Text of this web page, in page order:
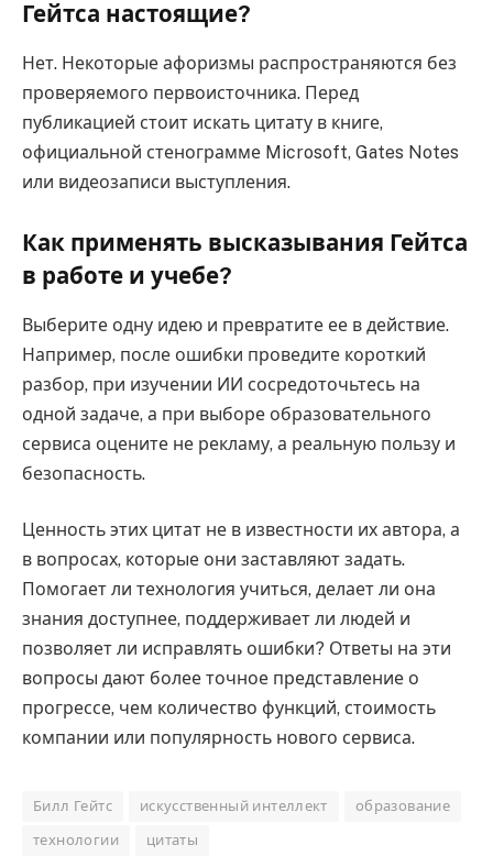
Гейтса настоящие?
Нет. Некоторые афоризмы распространяются без
проверяемого первоисточника. Перед
публикацией стоит искать цитату в книге,
официальной стенограмме Microsoft, Gates Notes
или видеозаписи выступления.
Как применять высказывания Гейтса
в работе и учебе?
Выберите одну идею и превратите ее в действие.
Например, после ошибки проведите короткий
разбор, при изучении ИИ сосредоточьтесь на
одной задаче, а при выборе образовательного
сервиса оцените не рекламу, а реальную пользу и
безопасность.
Ценность этих цитат не в известности их автора, а
в вопросах, которые они заставляют задать.
Помогает ли технология учиться, делает ли она
знания доступнее, поддерживает ли людей и
позволяет ли исправлять ошибки? Ответы на эти
вопросы дают более точное представление о
прогрессе, чем количество функций, стоимость
компании или популярность нового сервиса.
Билл Гейтс искусственный интеллект образование
технологии цитаты